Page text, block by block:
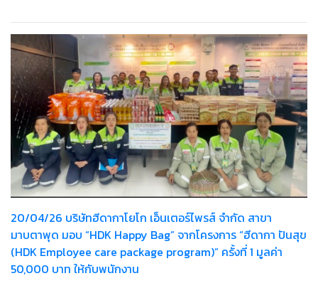
20/04/26 บริษัทฮีดากาโยโก เอ็นเตอร์ไพรส์ จำกัด สาขา
มาบตาพุด มอบ “HDK Happy Bag” จากโครงการ “ฮีดากา ปันสุข
(HDK Employee care package program)” ครั้งที่ 1 มูลค่า
50,000 บาท ให้กับพนักงาน